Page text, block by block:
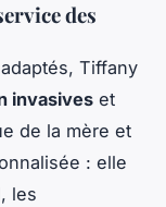
des
Tiffany
invasives et
de la mère et
: elle
les